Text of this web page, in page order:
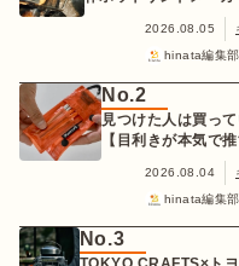
2026.08.05
hinata編集部
No.2
見つけた人は買っ
【目利きが本気で推
2026.08.04
hinata編集
No.3